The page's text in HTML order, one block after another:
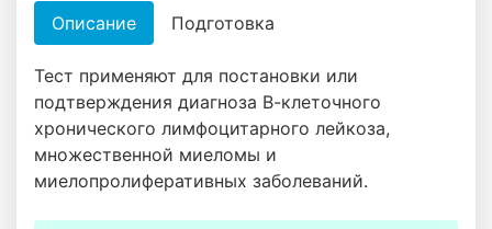
Описание Подготовка
Тест применяют для постановки или
подтверждения диагноза В-клеточного
хронического лимфоцитарного лейкоза,
множественной миеломы и
миелопролиферативных заболеваний.